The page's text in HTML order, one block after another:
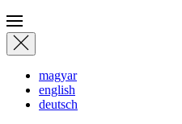
magyar
english
deutsch